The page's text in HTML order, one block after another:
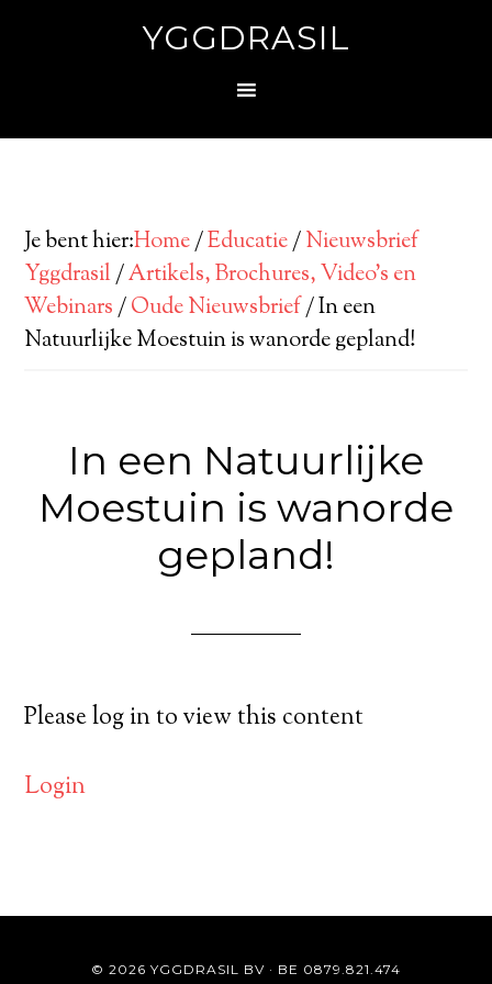
YGGDRASIL
Je bent hier:Home/Educatie/Nieuwsbrief
Yggdrasil/Artikels, Brochures, Video’s en
Webinars/Oude Nieuwsbrief/In een
Natuurlijke Moestuin is wanorde gepland!
In een Natuurlijke
Moestuin is wanorde
gepland!
Please log in to view this content
Login
© 2026 YGGDRASIL BV · BE 0879.821.474